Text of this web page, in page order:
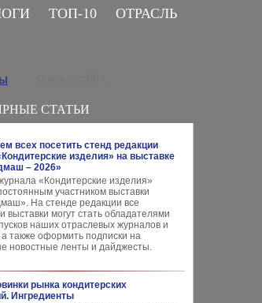
ТОП-10 ОТРАСЛЬ
СТАТЬИ
всех посетить стенд редакции
изделия» на выставке
– 2026»
«Кондитерские изделия»
участником выставки
На стенде редакции все
выставки могут стать обладателями
наших отраслевых журналов и
а также оформить подписки на
новостные ленты и дайджесты.
рынка кондитерских
Ингредиенты